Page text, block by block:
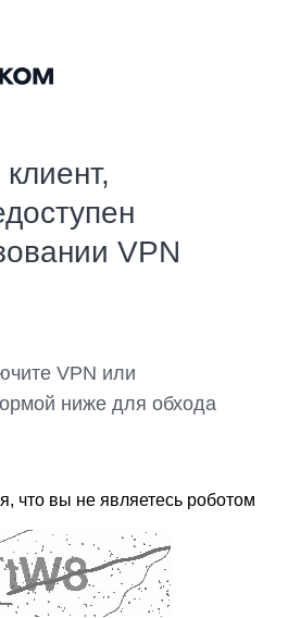
VPN
VPN или
ниже для обхода
что вы не являетесь роботом